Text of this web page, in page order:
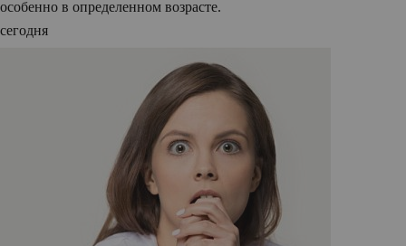
особенно в определенном возрасте.
сегодня